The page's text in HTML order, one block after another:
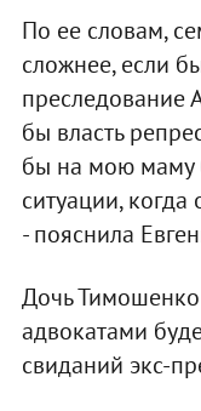
По ее словам,
сложнее, если
преследование
бы власть
бы на мою маму
ситуации,
- пояснила
Дочь Тимошенко
адвокатами
свиданий экс-